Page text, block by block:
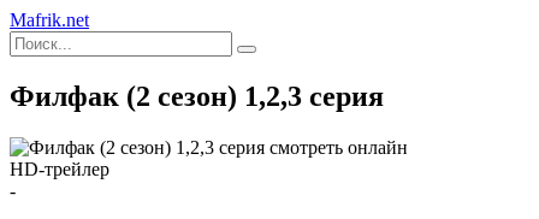
Mafrik.net
Филфак (2 сезон) 1,2,3 серия
HD-трейлер
-